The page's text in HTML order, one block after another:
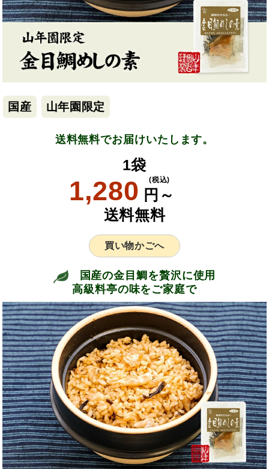
国産 山年園限定
送料無料でお届けいたします。
1袋
1,280 円～
(税込)
送料無料
買い物かごへ
国産の金目鯛を贅沢に使用
高級料亭の味をご家庭で